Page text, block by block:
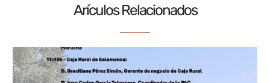
Arículos Relacionados